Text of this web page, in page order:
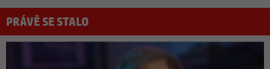
PRÁVĚ SE STALO